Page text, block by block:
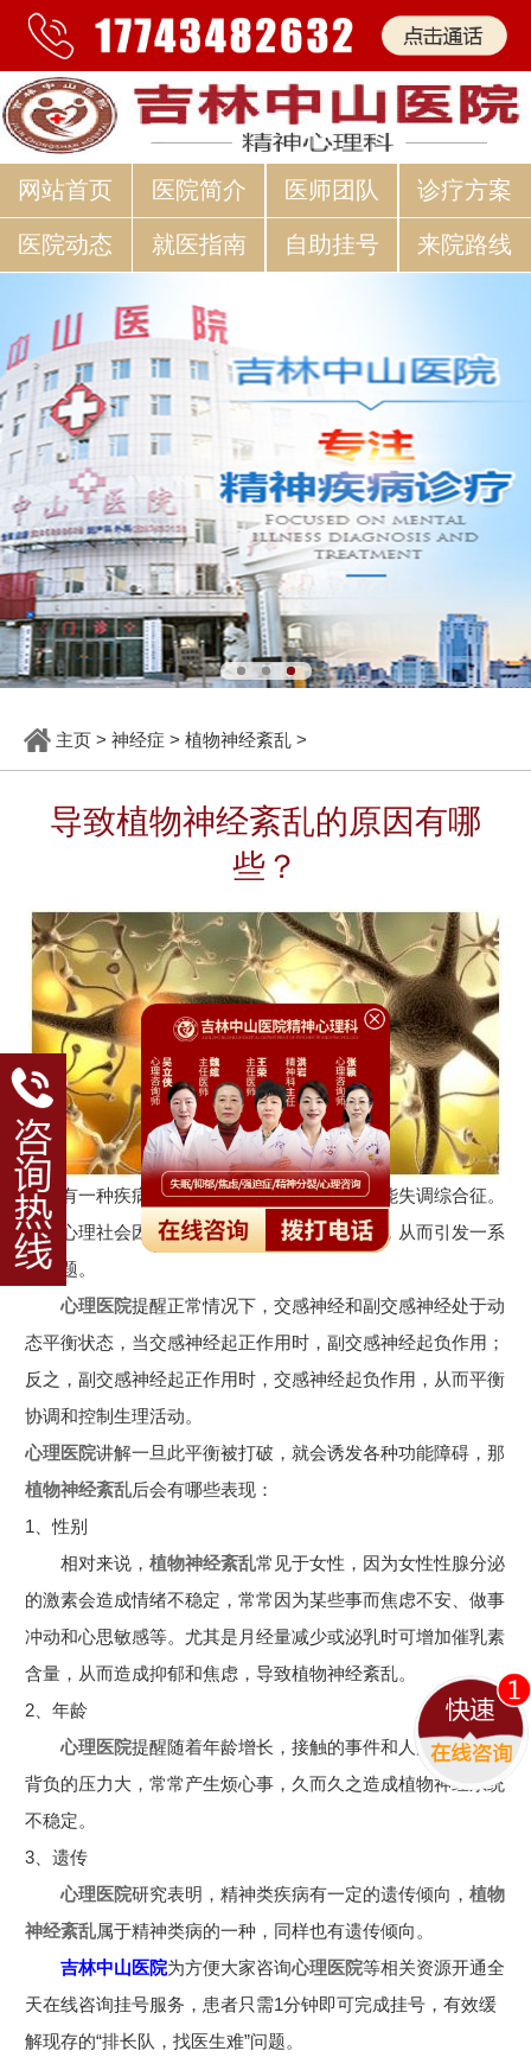
网站首页 医院简介 医师团队 诊疗方案
医院动态 就医指南 自助挂号 来院路线
主页> 神经症 > 植物神经紊乱>
导致植物神经紊乱的原因有哪
些？
有一种疾病叫植物神经紊乱，属于内脏功能失调综合征。
由于心理社会因素，使得生理功能暂时性失调，从而引发一系
列问题。
心理医院提醒正常情况下，交感神经和副交感神经处于动
态平衡状态，当交感神经起正作用时，副交感神经起负作用；
反之，副交感神经起正作用时，交感神经起负作用，从而平衡
协调和控制生理活动。
心理医院讲解一旦此平衡被打破，就会诱发各种功能障碍，那
植物神经紊乱后会有哪些表现：
1、性别
相对来说， 植物神经紊乱常见于女性，因为女性性腺分泌
的激素会造成情绪不稳定，常常因为某些事而焦虑不安、做事
冲动和心思敏感等。尤其是月经量减少或泌乳时可增加催乳素
含量，从而造成抑郁和焦虑，导致植物神经紊乱。
2、年龄
心理医院提醒随着年龄增长，接触的事件和人越来越多，
背负的压力大，常常产生烦心事，久而久之造成植物神经系统
不稳定。
3、遗传
心理医院研究表明，精神类疾病有一定的遗传倾向， 植物
神经紊乱属于精神类病的一种，同样也有遗传倾向。
吉林中山医院为方便大家咨询心理医院等相关资源开通全
天在线咨询挂号服务，患者只需1分钟即可完成挂号，有效缓
解现存的“排长队，找医生难”问题。